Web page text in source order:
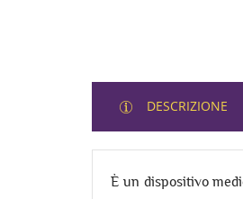
DESCRIZIONE
È un dispositivo